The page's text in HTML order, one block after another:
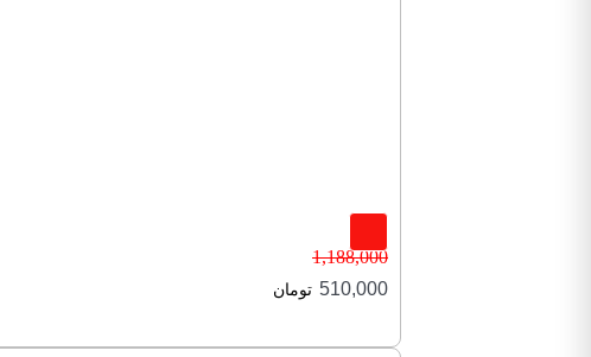
1,188,000
510,000 تومان